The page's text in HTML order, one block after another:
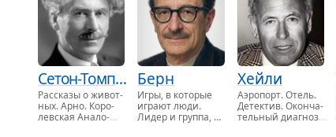
Сетон-Томпсон
Рас­ска­зы о жи­вот­
ных. Арно. Ко­ро­
лев­ская Ана­ло­
Берн
Игры, в ко­то­рые
иг­ра­ют люди.
Лидер и груп­па, …
Хейли
Аэро­порт. Отель.
Де­тек­тив. Окон­ча­
тель­ный диа­гноз.